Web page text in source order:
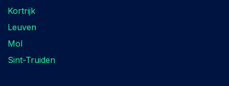
Kortrijk
Leuven
Mol
Sint-Truiden